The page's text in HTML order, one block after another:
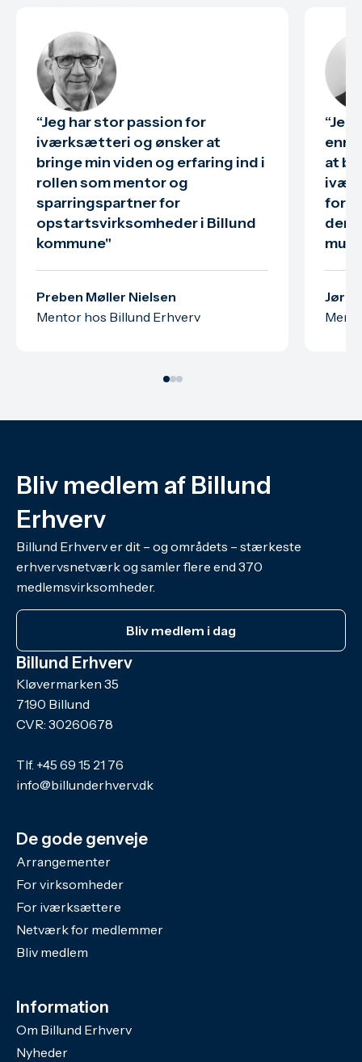
“Jeg har stor passion for
iværksætteri og ønsker at
bringe min viden og erfaring ind i
rollen som mentor og
sparringspartner for
opstartsvirksomheder i Billund
kommune"
Preben Møller Nielsen
Mentor hos Billund Erhverv
“Jeg
at
for
den
Bliv medlem af Billund
Erhverv
Billund Erhverv er dit – og områdets – stærkeste
erhvervsnetværk og samler flere end 370
medlemsvirksomheder.
Bliv medlem i dag
Billund Erhverv
Kløvermarken 35
7190 Billund
CVR: 30260678
Tlf. +45 69 15 21 76
info@billunderhverv.dk
De gode genveje
Arrangementer
For virksomheder
For iværksættere
Netværk for medlemmer
Bliv medlem
Information
Om Billund Erhverv
Nyheder